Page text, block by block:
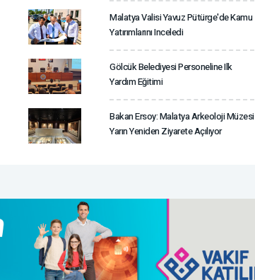
Malatya Valisi Yavuz Pütürge'de Kamu
Yatırımlarını Inceledi
Gölcük Belediyesi Personeline Ilk
Yardım Eğitimi
Bakan Ersoy: Malatya Arkeoloji Müzesi
Yarın Yeniden Ziyarete Açılıyor